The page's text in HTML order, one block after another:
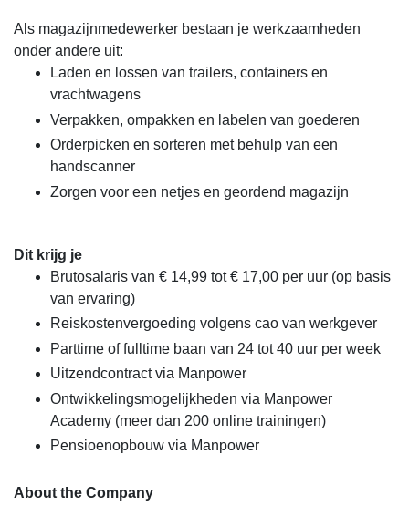
Als magazijnmedewerker bestaan je werkzaamheden
onder andere uit:
Laden en lossen van trailers, containers en
vrachtwagens
Verpakken, ompakken en labelen van goederen
Orderpicken en sorteren met behulp van een
handscanner
Zorgen voor een netjes en geordend magazijn
Dit krijg je
Brutosalaris van € 14,99 tot € 17,00 per uur (op basis
van ervaring)
Reiskostenvergoeding volgens cao van werkgever
Parttime of fulltime baan van 24 tot 40 uur per week
Uitzendcontract via Manpower
Ontwikkelingsmogelijkheden via Manpower
Academy (meer dan 200 online trainingen)
Pensioenopbouw via Manpower
About the Company